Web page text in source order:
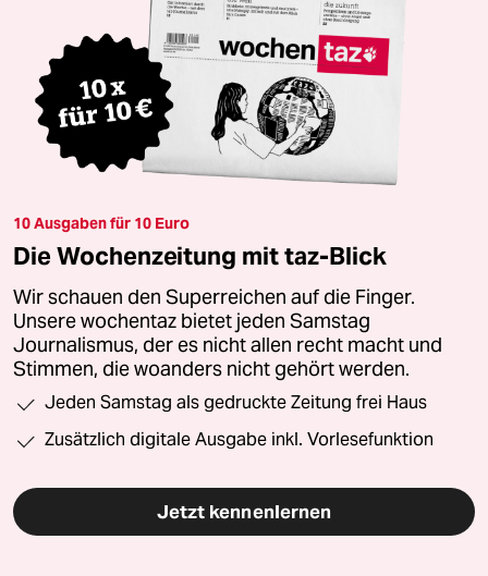
10 Ausgaben für 10 Euro
Die Wochenzeitung mit taz-Blick
Wir schauen den Superreichen auf die Finger.
Unsere wochentaz bietet jeden Samstag
Journalismus, der es nicht allen recht macht und
Stimmen, die woanders nicht gehört werden.
Jeden Samstag als gedruckte Zeitung frei Haus
Zusätzlich digitale Ausgabe inkl. Vorlesefunktion
Jetzt kennenlernen